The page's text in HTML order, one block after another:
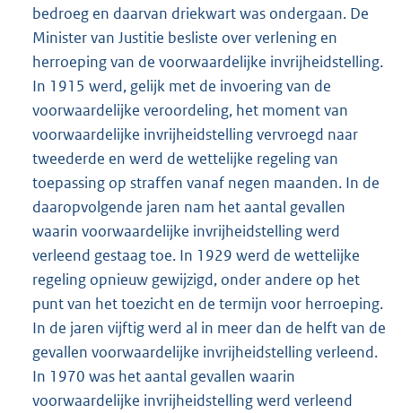
bedroeg en daarvan driekwart was ondergaan. De
Minister van Justitie besliste over verlening en
herroeping van de voorwaardelijke invrijheidstelling.
In 1915 werd, gelijk met de invoering van de
voorwaardelijke veroordeling, het moment van
voorwaardelijke invrijheidstelling vervroegd naar
tweederde en werd de wettelijke regeling van
toepassing op straffen vanaf negen maanden. In de
daaropvolgende jaren nam het aantal gevallen
waarin voorwaardelijke invrijheidstelling werd
verleend gestaag toe. In 1929 werd de wettelijke
regeling opnieuw gewijzigd, onder andere op het
punt van het toezicht en de termijn voor herroeping.
In de jaren vijftig werd al in meer dan de helft van de
gevallen voorwaardelijke invrijheidstelling verleend.
In 1970 was het aantal gevallen waarin
voorwaardelijke invrijheidstelling werd verleend